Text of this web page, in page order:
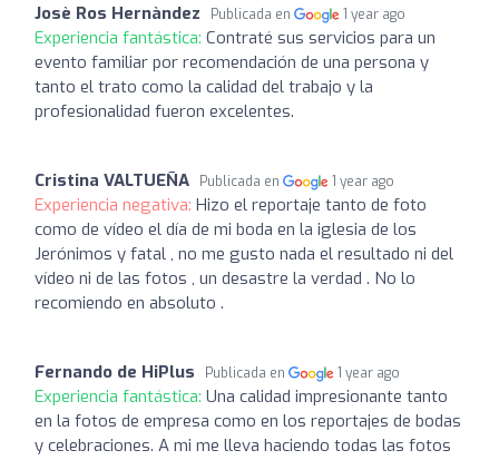
Josè Ros Hernàndez Publicada en 1 year ago
Experiencia fantástica: Contraté sus servicios para un
evento familiar por recomendación de una persona y
tanto el trato como la calidad del trabajo y la
profesionalidad fueron excelentes.
Cristina VALTUEÑA Publicada en 1 year ago
Experiencia negativa: Hizo el reportaje tanto de foto
como de vídeo el día de mi boda en la iglesia de los
Jerónimos y fatal , no me gusto nada el resultado ni del
vídeo ni de las fotos , un desastre la verdad . No lo
recomiendo en absoluto .
Fernando de HiPlus Publicada en 1 year ago
Experiencia fantástica: Una calidad impresionante tanto
en la fotos de empresa como en los reportajes de bodas
y celebraciones. A mi me lleva haciendo todas las fotos